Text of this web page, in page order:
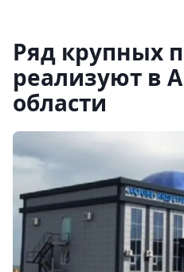
Ряд крупных
реализуют в
области